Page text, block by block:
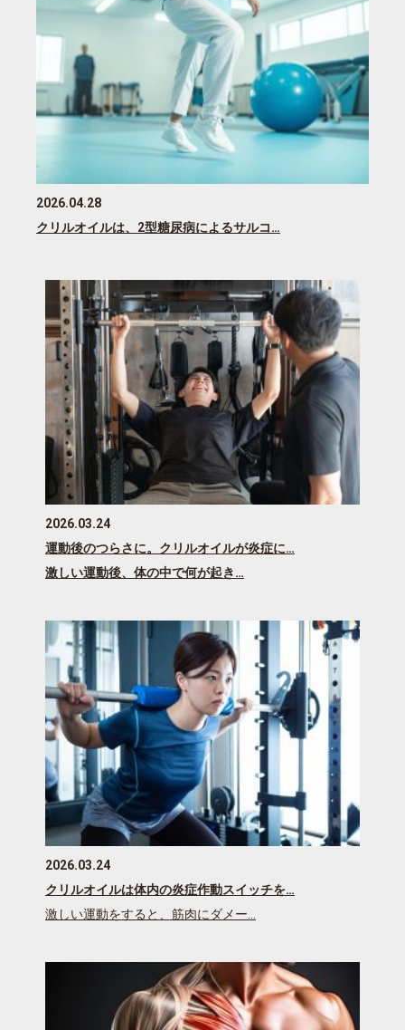
2026.04.28
クリルオイルは、2型糖尿病によるサルコ…
2026.03.24
運動後のつらさに。クリルオイルが炎症に…
激しい運動後、体の中で何が起き…
2026.03.24
クリルオイルは体内の炎症作動スイッチを…
激しい運動をすると、筋肉にダメー…